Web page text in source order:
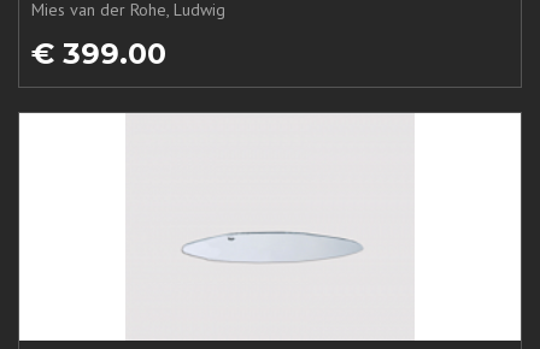
Mies van der Rohe, Ludwig
€ 399.00